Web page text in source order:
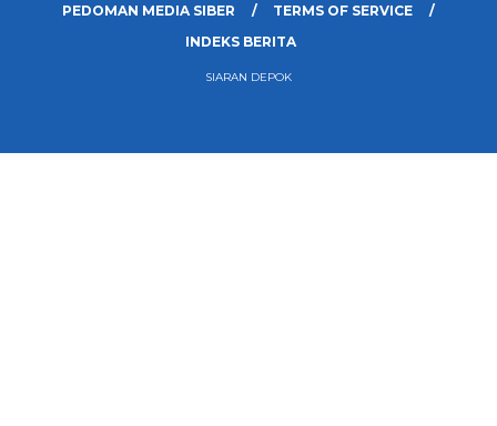
PEDOMAN MEDIA SIBER
TERMS OF SERVICE
INDEKS BERITA
SIARAN DEPOK